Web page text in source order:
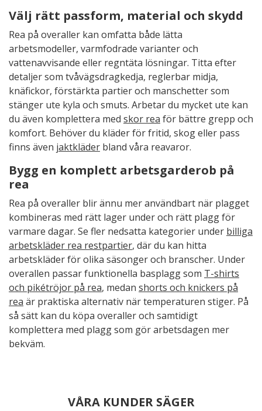
Välj rätt passform, material och skydd
Rea på overaller kan omfatta både lätta
arbetsmodeller, varmfodrade varianter och
vattenavvisande eller regntäta lösningar. Titta efter
detaljer som tvåvägsdragkedja, reglerbar midja,
knäfickor, förstärkta partier och manschetter som
stänger ute kyla och smuts. Arbetar du mycket ute kan
du även komplettera med skor rea för bättre grepp och
komfort. Behöver du kläder för fritid, skog eller pass
finns även jaktkläder bland våra reavaror.
Bygg en komplett arbetsgarderob på
rea
Rea på overaller blir ännu mer användbart när plagget
kombineras med rätt lager under och rätt plagg för
varmare dagar. Se fler nedsatta kategorier under billiga
arbetskläder rea restpartier, där du kan hitta
arbetskläder för olika säsonger och branscher. Under
overallen passar funktionella basplagg som T-shirts
och pikétröjor på rea, medan shorts och knickers på
rea är praktiska alternativ när temperaturen stiger. På
så sätt kan du köpa overaller och samtidigt
komplettera med plagg som gör arbetsdagen mer
bekväm.
VÅRA KUNDER SÄGER